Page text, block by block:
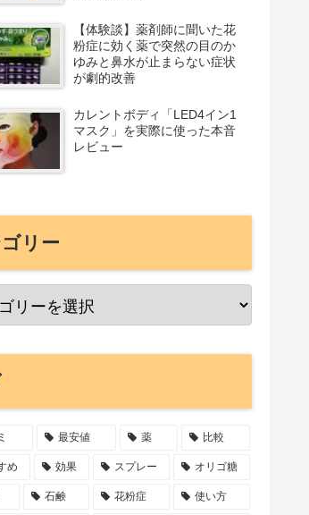
【体験談】薬剤師に聞いた花
粉症に効く薬で突然の目のか
ゆみと鼻水が止まらない症状
が劇的改善
カレントボディ「LED4イン1
マスク」を実際に使った本音
レビュー
リー
最安値 薬 比較
め 効果 スプレー オリゴ糖
石鹸 花粉症 使い方